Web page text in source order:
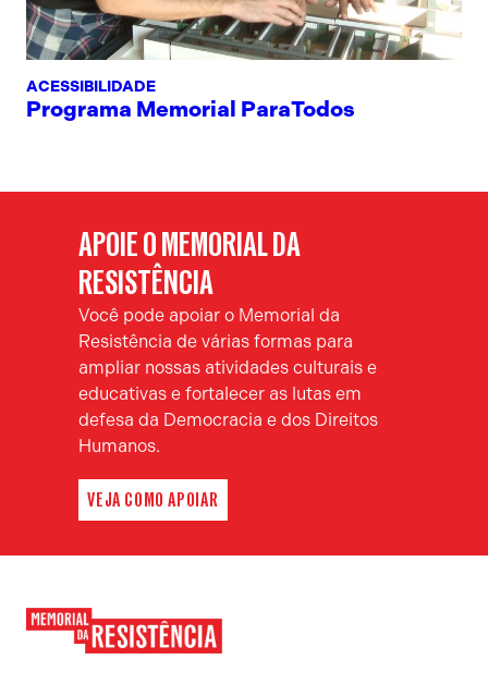
ACESSIBILIDADE
Programa Memorial ParaTodos
APOIE O MEMORIAL DA
RESISTÊNCIA
Você pode apoiar o Memorial da
Resistência de várias formas para
ampliar nossas atividades culturais e
educativas e fortalecer as lutas em
defesa da Democracia e dos Direitos
Humanos.
VEJA COMO APOIAR